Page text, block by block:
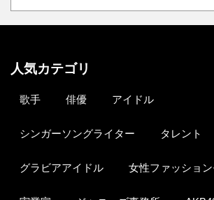
人気カテゴリ
歌手 俳優 アイドル
シンガーソングライター タレント
グラビアアイドル 女性ファッショ